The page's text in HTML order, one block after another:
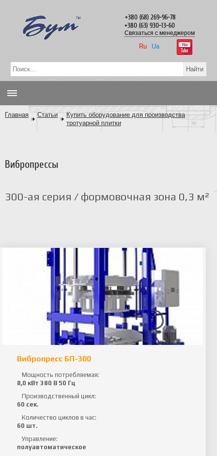
Ru Ua
+380 (68) 269-96-78
+380 (63) 930-13-60
Связаться с менеджером
Главная Статьи
Купить оборудование для производства
тротуарной плитки
Вибропрессы
300-ая серия / формовочная зона 0,3 м²
Вибропресс БП-300
Мощность потребляемая:
8,0 кВт 380 В 50 Гц
Производственный цикл:
60 сек.
Количество циклов в час:
60 шт.
Управление:
полуавтоматическое